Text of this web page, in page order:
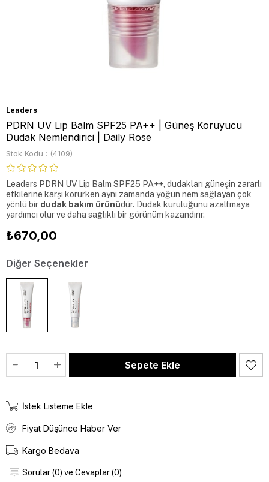
Leaders
PDRN UV Lip Balm SPF25 PA++ | Güneş Koruyucu
Dudak Nemlendirici | Daily Rose
Stok Kodu (4109)
Leaders PDRN UV Lip Balm SPF25 PA++, dudakları güneşin zararlı
etkilerine karşı korurken aynı zamanda yoğun nem sağlayan çok
yönlü bir dudak bakım ürünüdür. Dudak kuruluğunu azaltmaya
yardımcı olur ve daha sağlıklı bir görünüm kazandırır.
₺670,00
Diğer Seçenekler
İstek Listeme Ekle
Fiyat Düşünce Haber Ver
Kargo Bedava
Sorular (0) ve Cevaplar (0)